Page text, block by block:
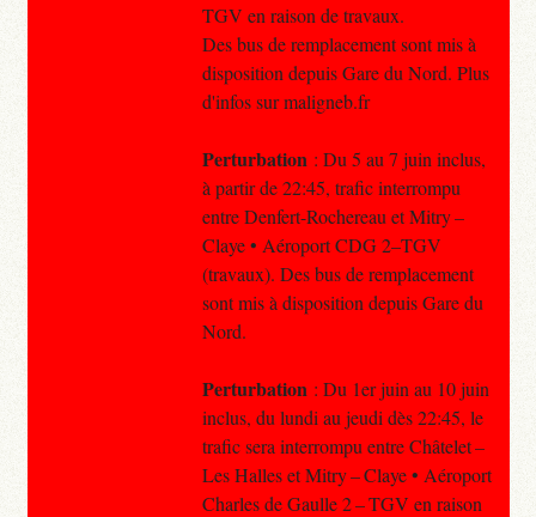
TGV en raison de travaux.
Des bus de remplacement sont mis à
disposition depuis Gare du Nord. Plus
d'infos sur maligneb.fr
Perturbation : Du 5 au 7 juin inclus,
à partir de 22:45, trafic interrompu
entre Denfert-Rochereau et Mitry –
Claye • Aéroport CDG 2–TGV
(travaux). Des bus de remplacement
sont mis à disposition depuis Gare du
Nord.
Perturbation : Du 1er juin au 10 juin
inclus, du lundi au jeudi dès 22:45, le
trafic sera interrompu entre Châtelet –
Les Halles et Mitry – Claye • Aéroport
Charles de Gaulle 2 – TGV en raison